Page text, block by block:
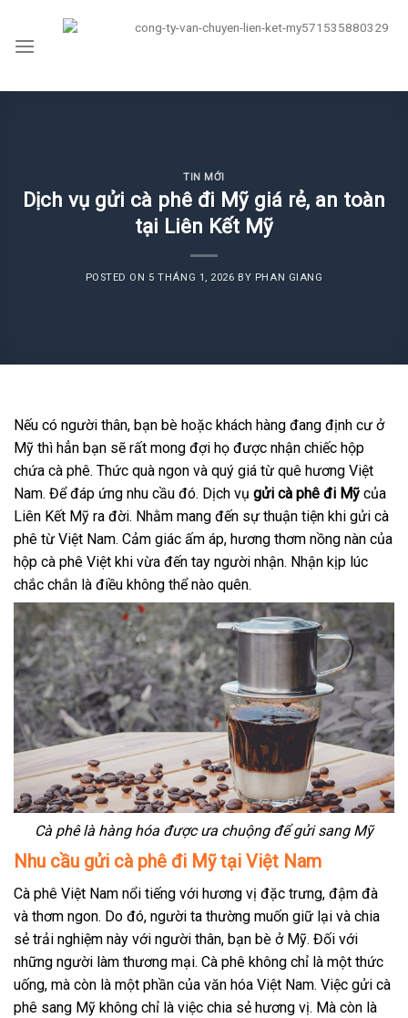
content
TIN MỚI
Dịch vụ gửi cà phê đi Mỹ giá rẻ, an toàn
tại Liên Kết Mỹ
POSTED ON 5 THÁNG 1, 2026 BY PHAN GIANG
Nếu có người thân, bạn bè hoặc khách hàng đang định cư ở
Mỹ thì hẳn bạn sẽ rất mong đợi họ được nhận chiếc hộp
chứa cà phê. Thức quà ngon và quý giá từ quê hương Việt
Nam. Để đáp ứng nhu cầu đó. Dịch vụ gửi cà phê đi Mỹ của
Liên Kết Mỹ ra đời. Nhằm mang đến sự thuận tiện khi gửi cà
phê từ Việt Nam. Cảm giác ấm áp, hương thơm nồng nàn của
hộp cà phê Việt khi vừa đến tay người nhận. Nhận kịp lúc
chắc chắn là điều không thể nào quên.
Cà phê là hàng hóa được ưa chuộng để gửi sang Mỹ
Nhu cầu gửi cà phê đi Mỹ tại Việt Nam
Cà phê Việt Nam nổi tiếng với hương vị đặc trưng, đậm đà
và thơm ngon. Do đó, người ta thường muốn giữ lại và chia
sẻ trải nghiệm này với người thân, bạn bè ở Mỹ. Đối với
những người làm thương mại. Cà phê không chỉ là một thức
uống, mà còn là một phần của văn hóa Việt Nam. Việc gửi cà
phê sang Mỹ không chỉ là việc chia sẻ hương vị. Mà còn là